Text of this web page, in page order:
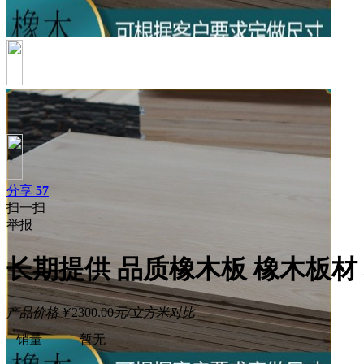
分享 57
扫一扫
举报
长期提供 品质橡木板 橡木板
产品价格￥2300.00元/立方米对比
销量
暂无